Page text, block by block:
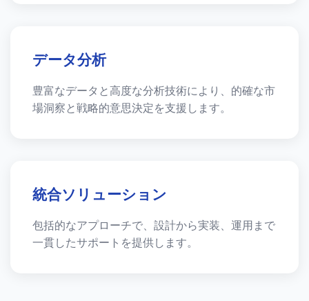
データ分析
豊富なデータと高度な分析技術により、的確な市
場洞察と戦略的意思決定を支援します。
統合ソリューション
包括的なアプローチで、設計から実装、運用まで
一貫したサポートを提供します。